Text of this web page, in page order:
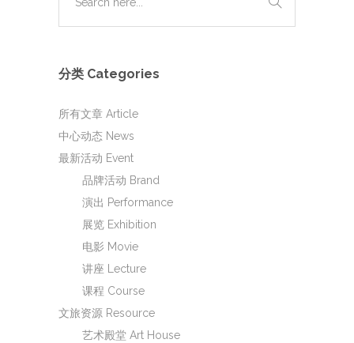
分类 Categories
所有文章 Article
中心动态 News
最新活动 Event
品牌活动 Brand
演出 Performance
展览 Exhibition
电影 Movie
讲座 Lecture
课程 Course
文旅资源 Resource
艺术殿堂 Art House